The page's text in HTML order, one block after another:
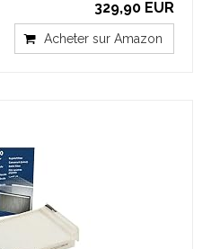
329,90 EUR
Acheter sur Amazon